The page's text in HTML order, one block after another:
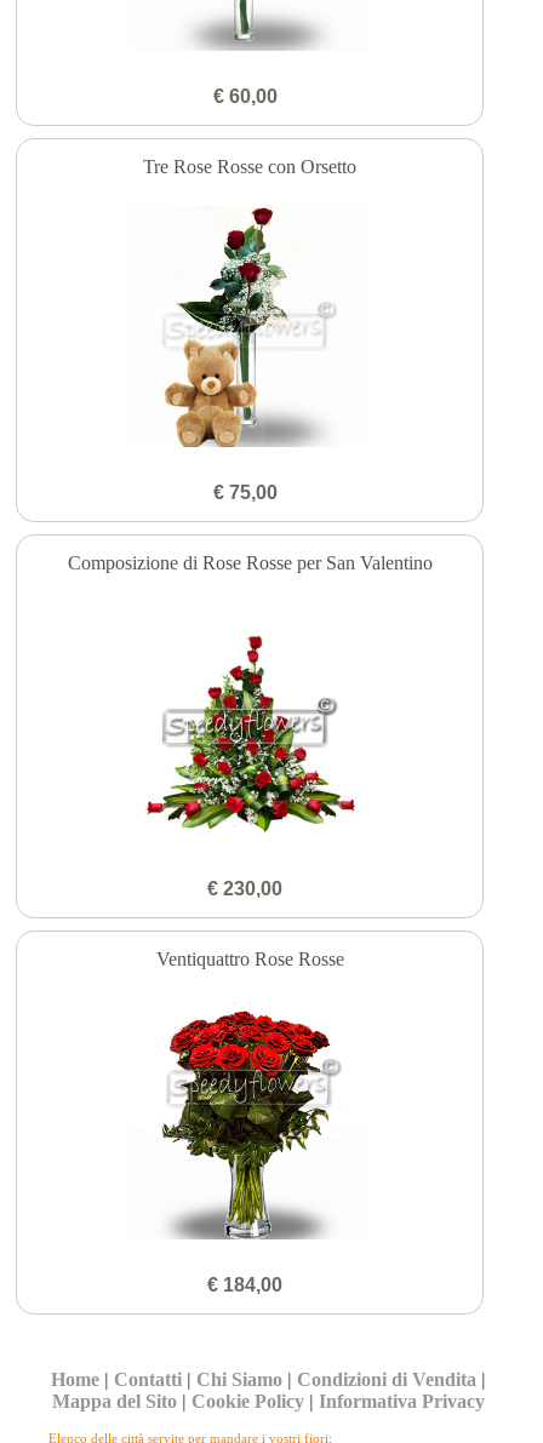
€ 60,00
Tre Rose Rosse con Orsetto
€ 75,00
Composizione di Rose Rosse per San Valentino
€ 230,00
Ventiquattro Rose Rosse
€ 184,00
Home | Contatti | Chi Siamo | Condizioni di Vendita |
Mappa del Sito | Cookie Policy |Informativa Privacy
Elenco delle città servite per mandare i vostri fiori: